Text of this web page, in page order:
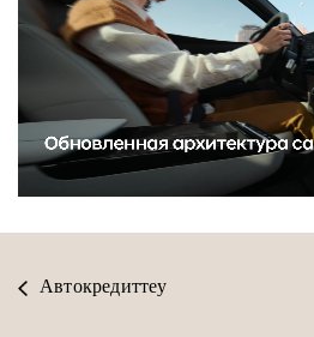
Автокредиттеу